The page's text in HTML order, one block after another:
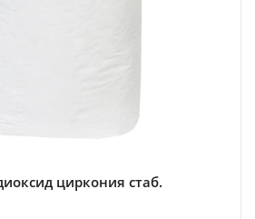
циркония стаб.